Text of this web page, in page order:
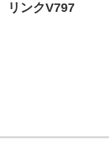
リンクV797